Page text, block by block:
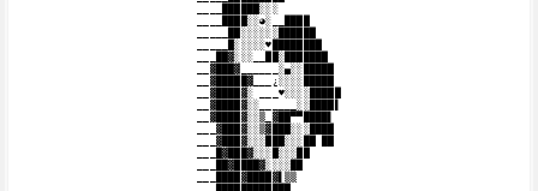
____██████░░░
____████░░◕░__████
_____██░░░░░░██████
_____█░░░░░♥████████
___██▓░░░__██░███████
__▓███▓______░▄░░█████
__▓█████▓___¿░░░░█████
__▓████▓░ ___♥░░░░█████
__▓████▓░░______░░████▌
__▓████▓░░▒_▓██▀▀████▌
___▓███▓░░▒▓███░░░████
___▓███▓░░░███░░░██ ██
___█▓███▓░░░█░░░██
___██▓████▓░░░░██
___████▓████▓▌▒▒